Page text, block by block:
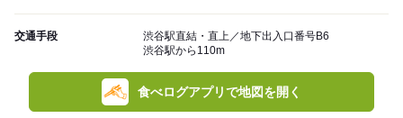
交通手段
渋谷駅直結・直上／地下出入口番号B6
渋谷駅から110m
食べログアプリで地図を開く